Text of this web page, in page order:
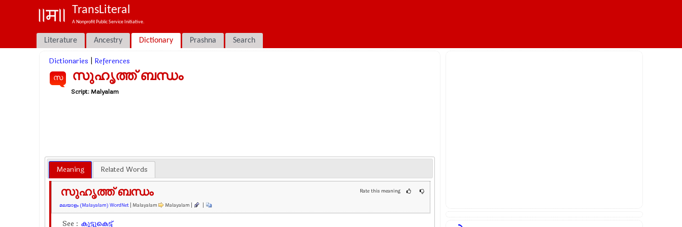
TransLiteral
A Nonprofit Public Service Initiative.
Literature Ancestry Dictionary Prashna Search
Dictionaries References
സ സുഹൃത്ത് ബന്ധം
Script:Malyalam
Meaning Related Words
Rate this meaning
സുഹൃത്ത് ബന്ധം
മലയാളം (Malayalam) WordNet| Malayalam Malayalam | |
See : കൂട്ടുകെട്ട്